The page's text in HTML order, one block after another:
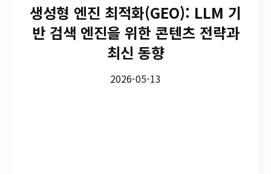
생성형 엔진 최적화(GEO): LLM 기
반 검색 엔진을 위한 콘텐츠 전략과
최신 동향
2026-05-13